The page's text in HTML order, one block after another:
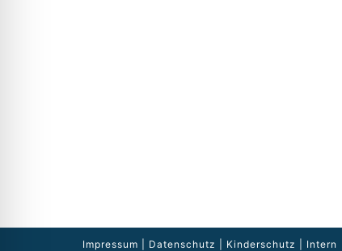
Impressum Datenschutz Kinderschutz Intern